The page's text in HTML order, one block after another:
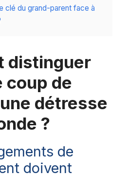
clé du grand-parent face à
distinguer
coup de
détresse
?
de
doivent